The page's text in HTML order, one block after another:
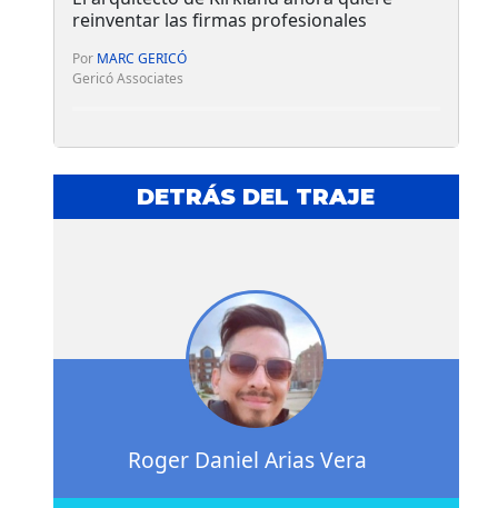
reinventar las firmas profesionales
Por MARC GERICÓ
Gericó Associates
DETRÁS DEL TRAJE
Roger Daniel Arias Vera